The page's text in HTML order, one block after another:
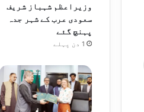
وزیراعظم شہباز شریف
سعودی عرب کے شہر جدہ
پہنچ گئے
1 دن پہلے